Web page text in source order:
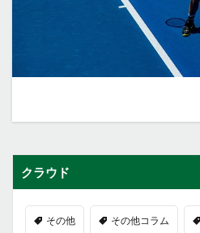
クラウド
その他 その他コラム